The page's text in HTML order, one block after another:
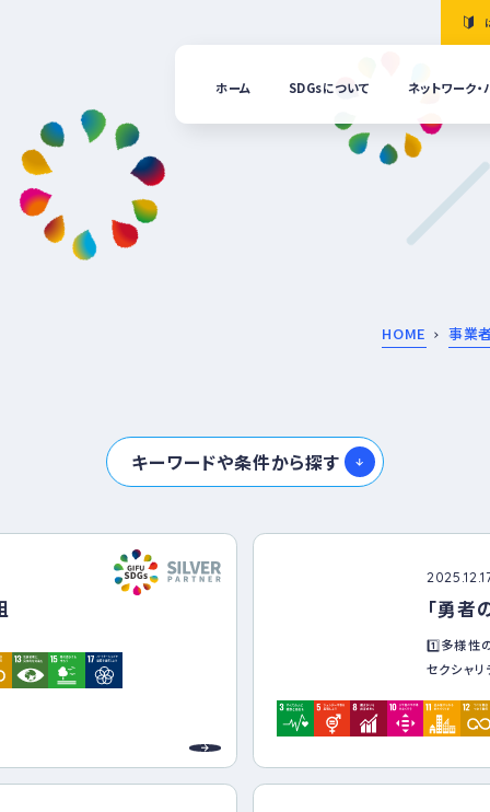
ホーム SDGsについて ネットワーク
の国
ぎふ」
につ
いて
いて
HOME 事業
キーワードや条件から探す
「勇者
1️⃣多様性
セクシャ
（開かれた
2️⃣「かか
オンライ
い方法で